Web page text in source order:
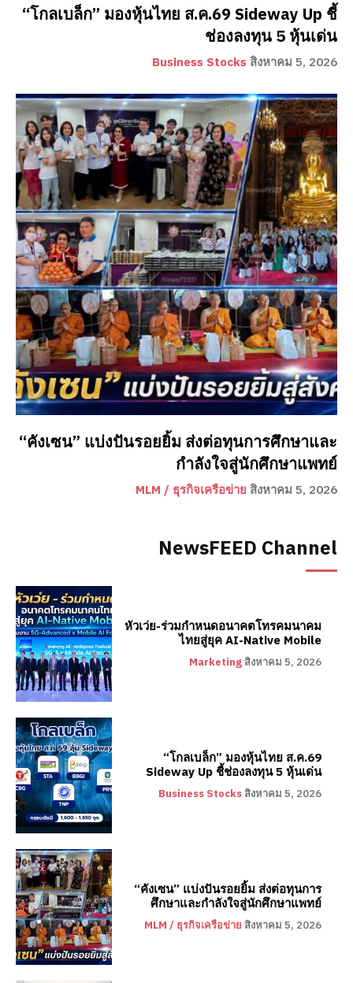
“โกลเบล็ก” มองหุ้นไทย ส.ค.69 Sideway Up ชี้
ช่องลงทุน 5 หุ้นเด่น
Business Stocks สิงหาคม 5, 2026
“คังเซน” แบ่งปันรอยยิ้ม ส่งต่อทุนการศึกษาและ
กำลังใจสู่นักศึกษาแพทย์
MLM / ธุรกิจเครือข่าย สิงหาคม 5, 2026
NewsFEED Channel
หัวเว่ย-ร่วมกำหนดอนาคตโทรคมนาคม
ไทยสู่ยุค AI-Native Mobile
Marketing สิงหาคม 5, 2026
“โกลเบล็ก” มองหุ้นไทย ส.ค.69
Sideway Up ชี้ช่องลงทุน 5 หุ้นเด่น
Business Stocks สิงหาคม 5, 2026
“คังเซน” แบ่งปันรอยยิ้ม ส่งต่อทุนการ
ศึกษาและกำลังใจสู่นักศึกษาแพทย์
MLM / ธุรกิจเครือข่าย สิงหาคม 5, 2026